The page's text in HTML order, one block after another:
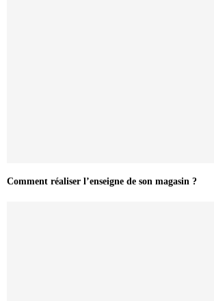
Comment réaliser l’enseigne de son magasin ?